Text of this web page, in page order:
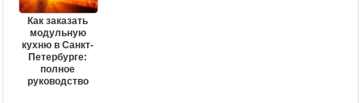
Как заказать
модульную
кухню в Санкт-
Петербурге:
полное
руководство